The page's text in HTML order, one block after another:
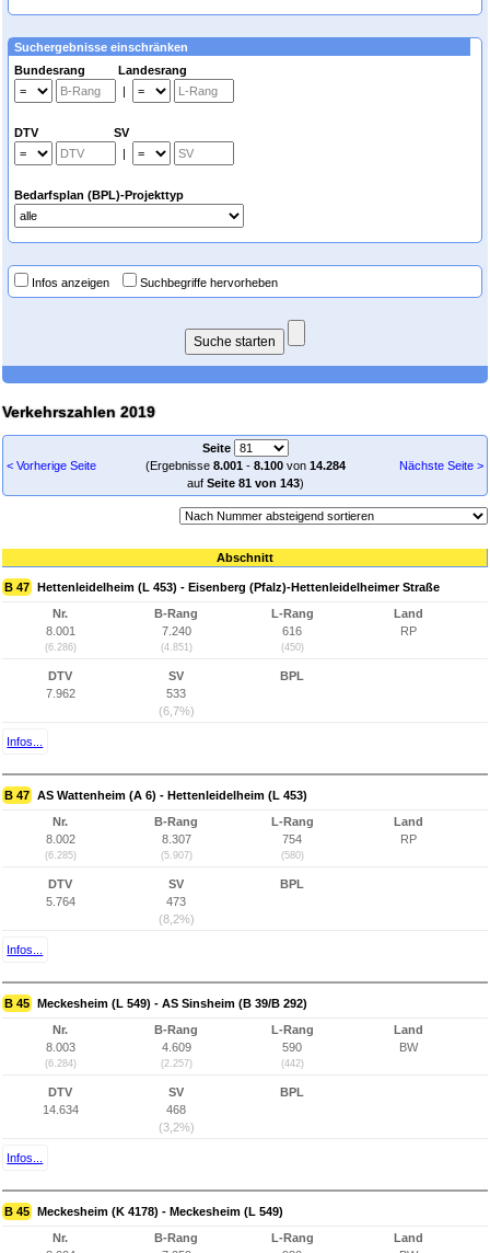
Suchergebnisse einschränken
Bundesrang Landesrang
|
DTV SV
|
Bedarfsplan (BPL)-Projekttyp
Infos anzeigen Suchbegriffe hervorheben
Verkehrszahlen 2019
< Vorherige Seite
Seite
(Ergebnisse 8.001- 8.100von 14.284
auf Seite 81 von 143)
Nächste Seite >
Abschnitt
B 47 Hettenleidelheim (L 453) - Eisenberg (Pfalz)-Hettenleidelheimer Straße
Nr.
8.001
(6.286)
B-Rang
7.240
(4.851)
L-Rang
616
(450)
Land
RP
DTV
7.962
SV
533
(6,7%)
BPL
Infos...
B 47 AS Wattenheim (A 6) - Hettenleidelheim (L 453)
Nr.
8.002
(6.285)
B-Rang
8.307
(5.907)
L-Rang
754
(580)
Land
RP
DTV
5.764
SV
473
(8,2%)
BPL
Infos...
B 45 Meckesheim (L 549) - AS Sinsheim (B 39/B 292)
Nr.
8.003
(6.284)
B-Rang
4.609
(2.257)
L-Rang
590
(442)
Land
BW
DTV
14.634
SV
468
(3,2%)
BPL
Infos...
B 45 Meckesheim (K 4178) - Meckesheim (L 549)
Nr.
B-Rang
L-Rang
Land